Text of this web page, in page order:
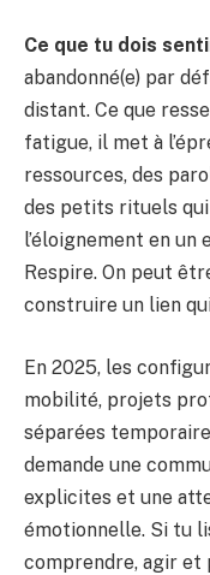
Ce que tu dois
abandonné(e) par
distant. Ce que
fatigue, il met à
ressources, des
des petits rituels
l’éloignement en un
Respire. On peut
construire un lien
En 2025, les
mobilité, projets
séparées
demande une
explicites et une
émotionnelle. Si tu
comprendre, agir et